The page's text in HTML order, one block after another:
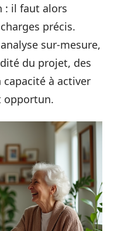
: il faut alors
précis.
sur-mesure,
du projet, des
à activer
opportun.